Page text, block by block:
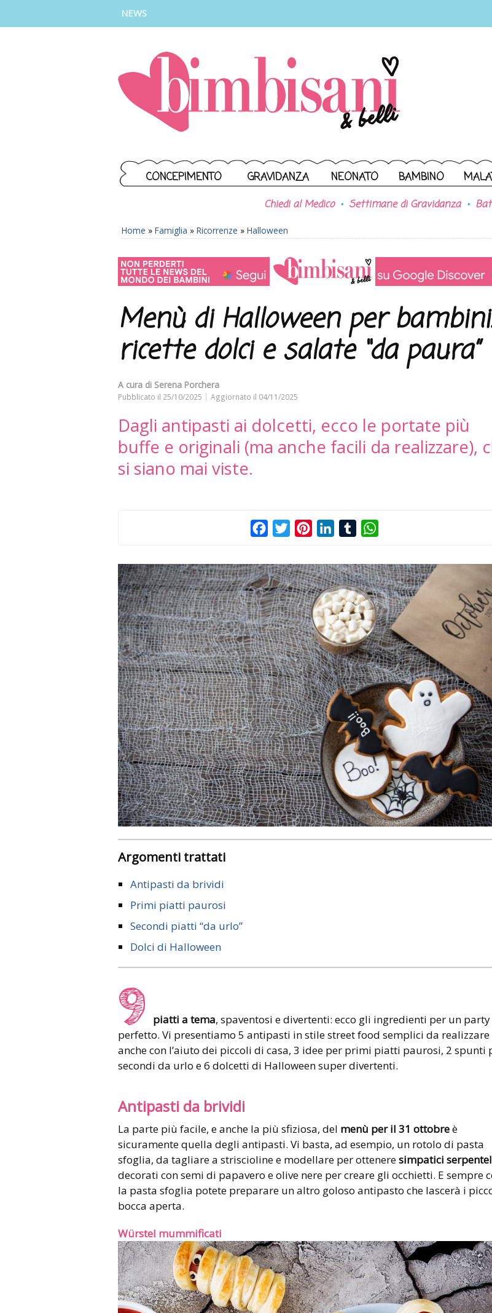
NEWS
CONCEPIMENTO GRAVIDANZA NEONATO BAMBINO
Chiedi al Medico Settimane di Gravidanza
Home » Famiglia » Ricorrenze » Halloween
Menù di Halloween per
ricette dolci e salate “da paura”
A cura di Serena Porchera
Pubblicato il 25/10/2025 Aggiornato il 04/11/2025
Dagli antipasti ai dolcetti, ecco le portate più
buffe e originali (ma anche facili da realizzare),
si siano mai viste.
FacebookTwitterPinterestLinkedInTumblr
Argomenti trattati
Antipasti da brividi
Primi piatti paurosi
Secondi piatti “da urlo”
Dolci di Halloween
9 piatti a tema, spaventosi e divertenti: ecco gli ingredienti per un party
perfetto. Vi presentiamo 5 antipasti in stile street food semplici da realizzare
anche con l’aiuto dei piccoli di casa, 3 idee per primi piatti paurosi, 2 spunti
secondi da urlo e 6 dolcetti di Halloween super divertenti.
Antipasti da brividi
La parte più facile, e anche la più sfiziosa, del menù per il 31 ottobreè
sicuramente quella degli antipasti. Vi basta, ad esempio, un rotolo di pasta
sfoglia, da tagliare a striscioline e modellare per otteneresimpatici
decorati con semi di papavero e olive nere per creare gli occhietti. E sempre
la pasta sfoglia potete preparare un altro goloso antipasto che lascerà i
bocca aperta.
Würstel mummificati